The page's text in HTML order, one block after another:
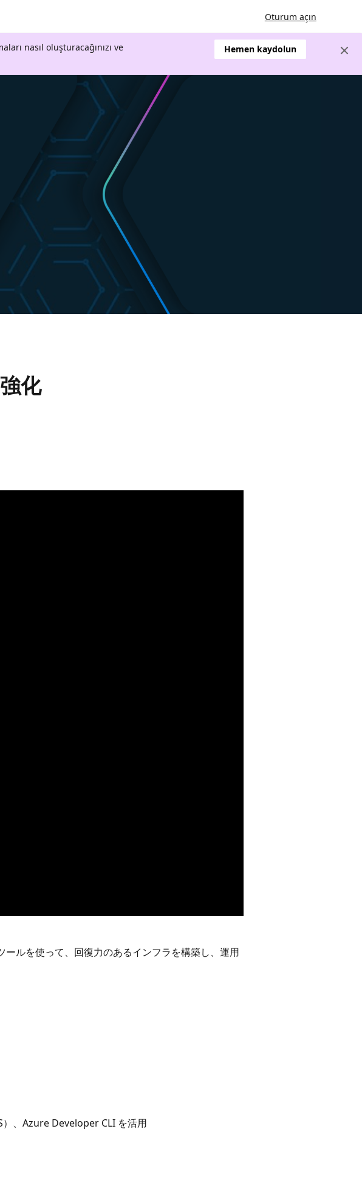
Oturum açın
nasıl oluşturacağınızı ve
Hemen kaydolun
化
ルを使って、回復力のあるインフラを構築し、運用
、Azure Developer CLI を活用